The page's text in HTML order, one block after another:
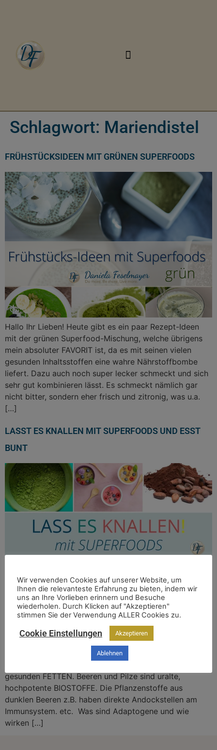
Schlagwort: Mariendistel
FRÜHSTÜCKSIDEEN MIT GRÜNEN SUPERFOODS
Hallo Ihr Lieben! Heute gibt es ein paar Rezept-Ideen
mit der grünen Superfood-Mischung, welche übrigens
mein absoluter FAVORIT ist, da es mit seinen vielen
gesunden Inhaltsstoffen eine wahre Nährstoffbombe
liefert. Dazu auch noch super lecker schmeckt und sich
sehr gut kombinieren lässt. Es schmeckt nämlich gar
nicht bitter, sondern eher frisch und zitronig, was u.a.
[…]
LASST ES KNALLEN MIT SUPERFOODS UND ESST
BUNT
Aktuell hört man darüber sehr viel, doch was sind
eigentlich SUPERFOODS? SUPERFOODS sind
nährstoffreiche WUNDERWAFFEN. SUPERFOODS sind
extrem reich an MIKRONÄHRSTOFFEN, wie VITAMINEN,
gesunden FETTEN. Beeren und Pilze sind uralte,
hochpotente BIOSTOFFE. Die Pflanzenstoffe aus
dunklen Beeren z.B. haben direkte Andockstellen am
Immunsystem. etc. Was sind Adaptogene und wie
wirken […]
Wir verwenden Cookies auf unserer Website, um
Ihnen die relevanteste Erfahrung zu bieten, indem wir
uns an Ihre Vorlieben erinnern und Besuche
wiederholen. Durch Klicken auf "Akzeptieren"
stimmen Sie der Verwendung ALLER Cookies zu.
Cookie Einstellungen Akzeptieren
Ablehnen